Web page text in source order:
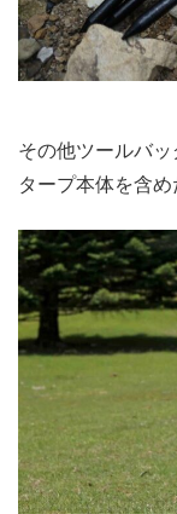
その他ツールバッ
タープ本体を含